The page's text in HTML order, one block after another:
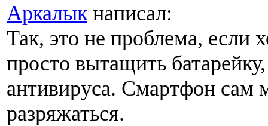
Аркалык написал:
Так, это не проблема,
просто вытащить
антивируса. Смартфон сам
разряжаться.